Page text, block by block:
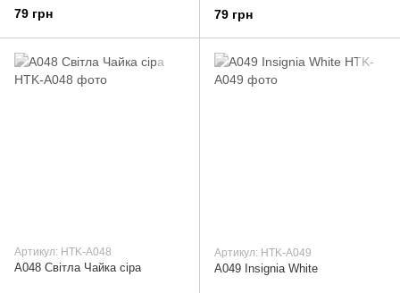
79 грн 79 грн
Артикул: HTK-A048
A048 Світла Чайка сіра
Артикул: HTK-A049
A049 Insignia White